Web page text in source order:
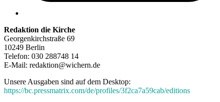
Redaktion die Kirche
Georgenkirchstraße 69
10249 Berlin
Telefon: 030 288748 14
E-Mail: redaktion@wichern.de
Unsere Ausgaben sind auf dem Desktop:
https://bc.pressmatrix.com/de/profiles/3f2ca7a59cab/editions